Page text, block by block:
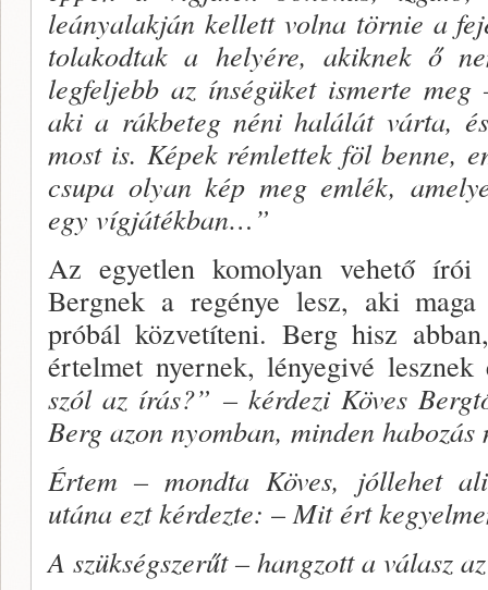
leányalakján kellett volna törnie a
tolakodtak a helyére, akiknek ő
legfeljebb az ínségüket ismerte
aki a rákbeteg néni halálát várta,
most is. Képek rémlettek föl benne,
csupa olyan kép meg emlék,
egy vígjátékban…”
Az egyetlen komolyan vehető írói
Bergnek a re­génye lesz, aki
próbál közvetíteni. Berg hisz
értelmet nyernek, lényegivé lesznek
szól az írás?” – kérdezi Köves
Berg azon nyomban, minden habozás
Értem – mondta Köves, jóllehet
utána ezt kér­dezte: –Mit ért
A szükségszerűt – hangzott a válasz